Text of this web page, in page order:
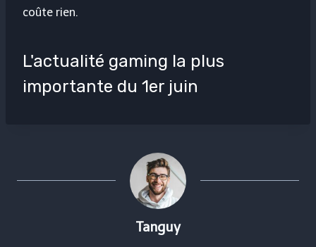
coûte rien.
L'actualité gaming la plus
importante du 1er juin
Tanguy